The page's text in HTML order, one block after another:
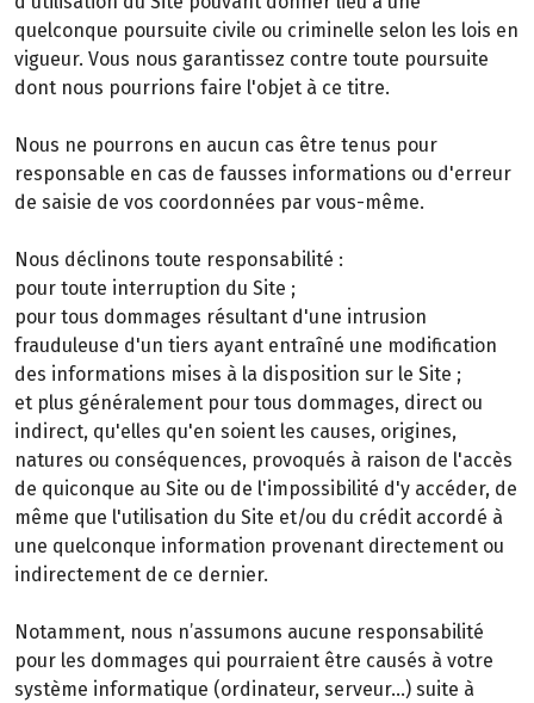
quelconque poursuite civile ou criminelle selon les lois en
vigueur. Vous nous garantissez contre toute poursuite
dont nous pourrions faire l'objet à ce titre.
Nous ne pourrons en aucun cas être tenus pour
responsable en cas de fausses informations ou d'erreur
de saisie de vos coordonnées par vous-même.
Nous déclinons toute responsabilité :
pour toute interruption du Site ;
pour tous dommages résultant d'une intrusion
frauduleuse d'un tiers ayant entraîné une modification
des informations mises à la disposition sur le Site ;
et plus généralement pour tous dommages, direct ou
indirect, qu'elles qu'en soient les causes, origines,
natures ou conséquences, provoqués à raison de l'accès
de quiconque au Site ou de l'impossibilité d'y accéder, de
même que l'utilisation du Site et/ou du crédit accordé à
une quelconque information provenant directement ou
indirectement de ce dernier.
Notamment, nous n’assumons aucune responsabilité
pour les dommages qui pourraient être causés à votre
système informatique (ordinateur, serveur…) suite à